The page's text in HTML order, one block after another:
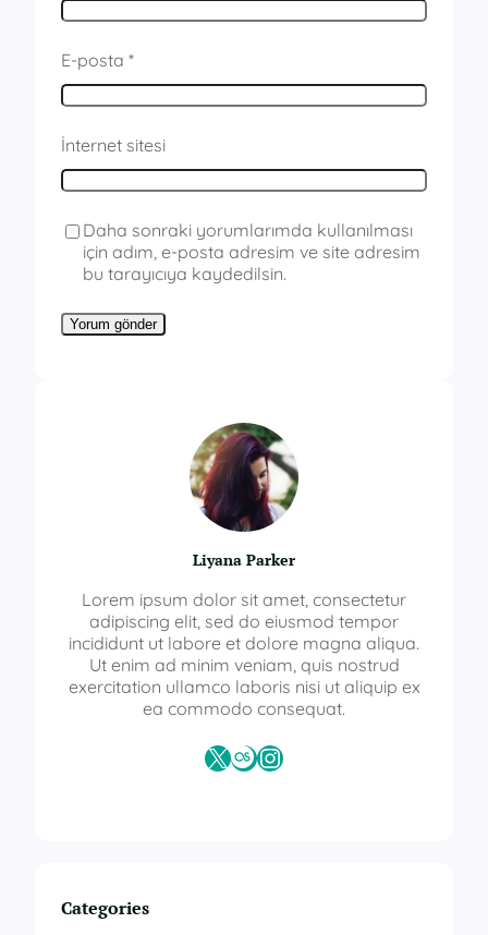
E-posta *
İnternet sitesi
Daha sonraki yorumlarımda kullanılması
için adım, e-posta adresim ve site adresim
bu tarayıcıya kaydedilsin.
Liyana Parker
Lorem ipsum dolor sit amet, consectetur
adipiscing elit, sed do eiusmod tempor
incididunt ut labore et dolore magna aliqua.
Ut enim ad minim veniam, quis nostrud
exercitation ullamco laboris nisi ut aliquip ex
ea commodo consequat.
X Last.fmInstagram
Categories